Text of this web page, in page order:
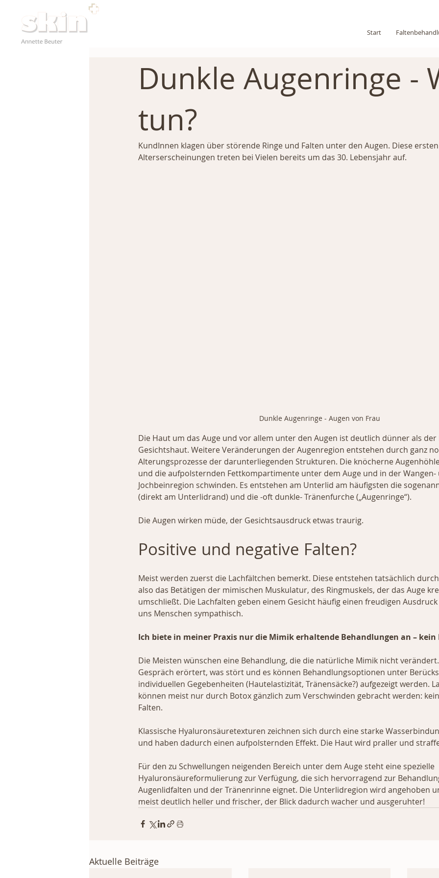
Start
Dunkle Augenringe -
tun?
KundInnen klagen über störende Ringe und Falten unter den Augen. Diese ersten
Alterserscheinungen treten bei Vielen bereits um das 30. Lebensjahr auf.
Dunkle Augenringe - Augen von Frau
Die Haut um das Auge und vor allem unter den Augen ist deutlich dünner als der
Gesichtshaut. Weitere Veränderungen der Augenregion entstehen durch ganz
Alterungsprozesse der darunterliegenden Strukturen. Die knöcherne
und die aufpolsternden Fettkompartimente unter dem Auge und in der Wangen-
Jochbeinregion schwinden. Es entstehen am Unterlid am häufigsten die
(direkt am Unterlidrand) und die -oft dunkle- Tränenfurche („Augenringe“).
Die Augen wirken müde, der Gesichtsausdruck etwas traurig.
Positive und negative Falten?
Meist werden zuerst die Lachfältchen bemerkt. Diese entstehen tatsächlich
also das Betätigen der mimischen Muskulatur, des Ringmuskels, der das Auge
umschließt. Die Lachfalten geben einem Gesicht häufig einen freudigen
uns Menschen sympathisch.
Ich biete in meiner Praxis nur die Mimik erhaltende Behandlungen an – kein
Die Meisten wünschen eine Behandlung, die die natürliche Mimik nicht
Gespräch erörtert, was stört und es können Behandlungsoptionen unter
individuellen Gegebenheiten (Hautelastizität, Tränensäcke?) aufgezeigt werden.
können meist nur durch Botox gänzlich zum Verschwinden gebracht werden:
Falten.
Klassische Hyaluronsäuretexturen zeichnen sich durch eine starke
und haben dadurch einen aufpolsternden Effekt. Die Haut wird praller und
Für den zu Schwellungen neigenden Bereich unter dem Auge steht eine spezielle
Hyaluronsäureformulierung zur Verfügung, die sich hervorragend zur
Augenlidfalten und der Tränenrinne eignet. Die Unterlidregion wird angehoben
meist deutlich heller und frischer, der Blick dadurch wacher und ausgeruhter!
Aktuelle Beiträge